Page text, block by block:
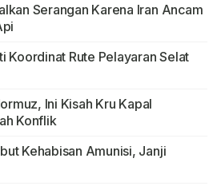
Serangan Karena Iran Ancam
Koordinat Rute Pelayaran Selat
Ini Kisah Kru Kapal
Konflik
Kehabisan Amunisi, Janji